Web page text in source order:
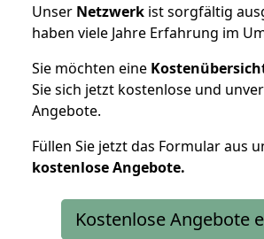
Unser Netzwerk ist sorgfältig
haben viele Jahre Erfahrung im
Sie möchten eine
Sie sich jetzt kostenlose und
Angebote.
Füllen Sie jetzt das Formular aus
kostenloseAngebote.
Kostenlose Angebote